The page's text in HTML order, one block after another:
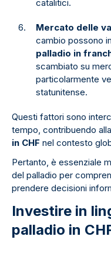
catalitici.
Mercato delle
cambio possono
palladio in
scambiato su
particolarmente
statunitense.
Questi fattori sono
tempo, contribuendo
in CHF nel contesto
Pertanto, è essenziale
del palladio per
prendere decisioni
Investire in
palladio in